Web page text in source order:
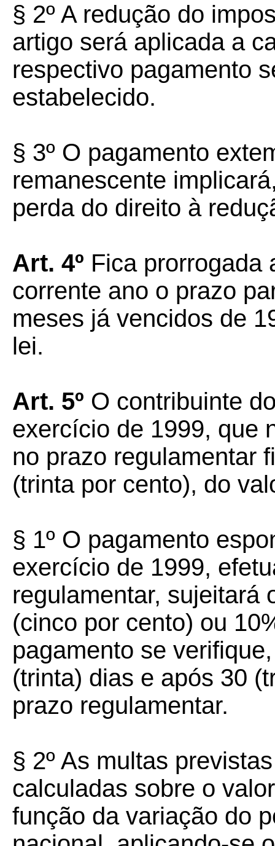
§ 2º A redução do
artigo será aplicada a
respectivo pagamento
estabelecido.
§ 3º O pagamento
remanescente
perda do direito à
Art. 4º Fica prorrogada
corrente ano o prazo
meses já vencidos de
lei.
Art. 5º O contribuinte
exercício de 1999, que
no prazo regulamentar
(trinta por cento), do
§ 1º O pagamento
exercício de 1999,
regulamentar, sujeitará
(cinco por cento) ou
pagamento se
(trinta) dias e após 30
prazo regulamentar.
§ 2º As multas
calculadas sobre o
função da variação do